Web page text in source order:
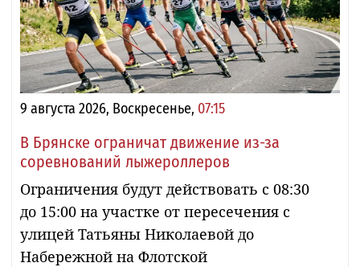
9 августа 2026, Воскресенье, 07:15
В Брянске ограничат движение из-за
соревнований лыжероллеров
Ограничения будут действовать с 08:30
до 15:00 на участке от пересечения с
улицей Татьяны Николаевой до
Набережной на Флотской